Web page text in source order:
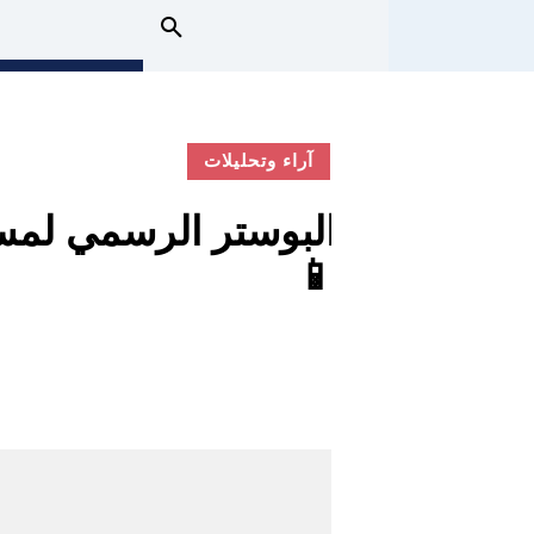
آراء وتحليلات
البوستر الرسمي
📱